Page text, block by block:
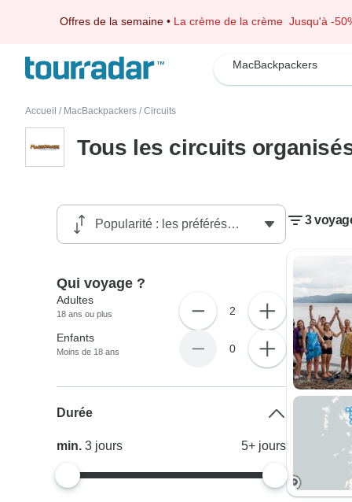
Offres de la semaine • La crème de la crème Jusqu'à -
MacBackpackers
Accueil / MacBackpackers / Circuits
Tous les circuits
3
Qui voyage ?
Adultes
18 ans ou plus 2
Enfants
Moins de 18 ans 0
Durée
min.3 jours 5+ jours